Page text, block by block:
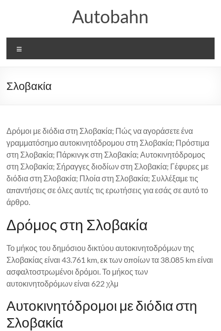
Autobahn
Σλοβακία
Δρόμοι με διόδια στη Σλοβακία; Πώς να αγοράσετε ένα
γραμματόσημο αυτοκινητόδρομου στη Σλοβακία; Πρόστιμα
στη Σλοβακία; Πάρκινγκ στη Σλοβακία; Αυτοκινητόδρομος
στη Σλοβακία; Σήραγγες διοδίων στη Σλοβακία; Γέφυρες με
διόδια στη Σλοβακία; Πλοία στη Σλοβακία; Συλλέξαμε τις
απαντήσεις σε όλες αυτές τις ερωτήσεις για εσάς σε αυτό το
άρθρο.
Δρόμος στη Σλοβακία
Το μήκος του δημόσιου δικτύου αυτοκινητοδρόμων της
Σλοβακίας είναι 43.761 km, εκ των οποίων τα 38.085 km είναι
ασφαλτοστρωμένοι δρόμοι. Το μήκος των
αυτοκινητοδρόμων είναι 622 χλμ
Αυτοκινητόδρομοι με διόδια στη
Σλοβακία